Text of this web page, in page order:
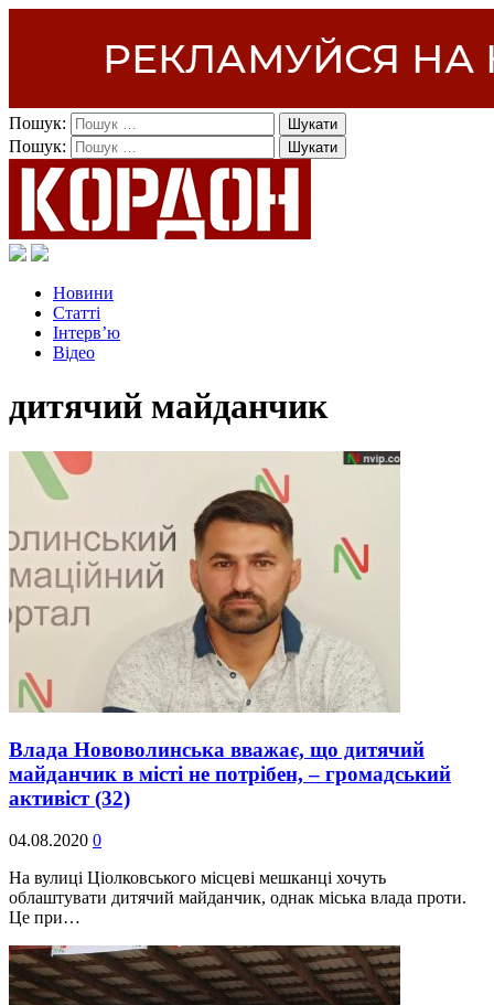
Пошук:
Пошук:
Новини
Статті
Інтерв’ю
Відео
дитячий майданчик
Влада Нововолинська вважає, що дитячий
майданчик в місті не потрібен, – громадський
активіст(32)
04.08.2020 0
На вулиці Ціолковського місцеві мешканці хочуть
облаштувати дитячий майданчик, однак міська влада проти.
Це при…